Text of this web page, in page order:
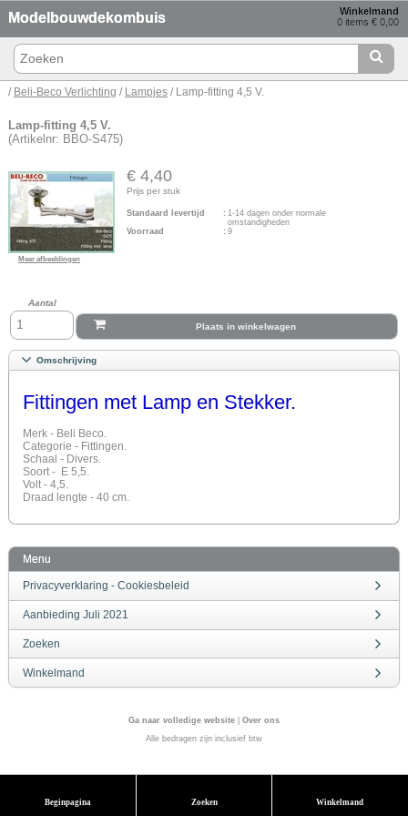
Winkelmand
0 items € 0,00
Modelbouwdekombuis
/ Beli-Beco Verlichting / Lampjes / Lamp-fitting 4,5 V.
Lamp-fitting 4,5 V.
(Artikelnr: BBO-S475)
Meer afbeeldingen
€ 4,40
Prijs per stuk
Standaard levertijd : 1-14 dagen onder normale
omstandigheden
Voorraad
: 9
Aantal
Plaats in winkelwagen
Omschrijving
Fittingen met Lamp en Stekker.
Merk - Beli Beco.
Categorie - Fittingen.
Schaal - Divers.
Soort - E 5,5.
Volt - 4,5.
Draad lengte - 40 cm.
Menu
Privacyverklaring - Cookiesbeleid
Aanbieding Juli 2021
Zoeken
Winkelmand
Ga naar volledige website
Over ons
Alle bedragen zijn inclusief btw
Beginpagina Zoeken Winkelmand